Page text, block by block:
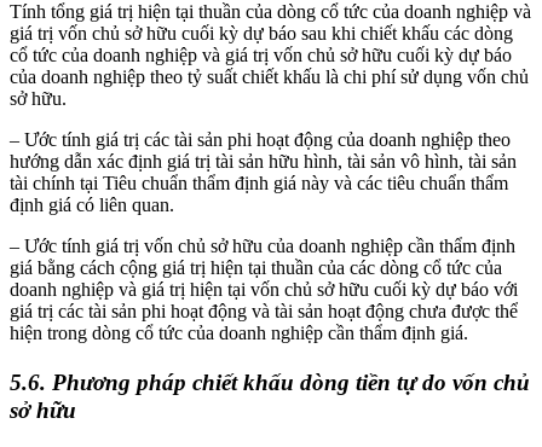
Tính tổng giá trị hiện tại thuần của dòng cổ tức của doanh nghiệp và
giá trị vốn chủ sở hữu cuối kỳ dự báo sau khi chiết khấu các dòng
cổ tức của doanh nghiệp và giá trị vốn chủ sở hữu cuối kỳ dự báo
của doanh nghiệp theo tỷ suất chiết khấu là chi phí sử dụng vốn chủ
sở hữu.
– Ước tính giá trị các tài sản phi hoạt động của doanh nghiệp theo
hướng dẫn xác định giá trị tài sản hữu hình, tài sản vô hình, tài sản
tài chính tại Tiêu chuẩn thẩm định giá này và các tiêu chuẩn thẩm
định giá có liên quan.
– Ước tính giá trị vốn chủ sở hữu của doanh nghiệp cần thẩm định
giá bằng cách cộng giá trị hiện tại thuần của các dòng cổ tức của
doanh nghiệp và giá trị hiện tại vốn chủ sở hữu cuối kỳ dự báo với
giá trị các tài sản phi hoạt động và tài sản hoạt động chưa được thể
hiện trong dòng cổ tức của doanh nghiệp cần thẩm định giá.
5.6. Phương pháp chiết khấu dòng tiền tự do vốn chủ
sở hữu